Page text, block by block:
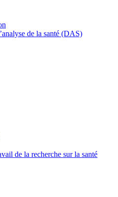
de la santé (DAS)
de la recherche sur la santé